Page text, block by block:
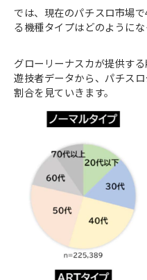
では、現在のパチスロ市場
る機種タイプはどのようにな
グローリーナスカが提供す
遊技者データから、パチス
割合を見ていきます。